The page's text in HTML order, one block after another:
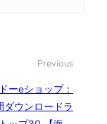
Previous
ーeショップ：
ダウンロードラ